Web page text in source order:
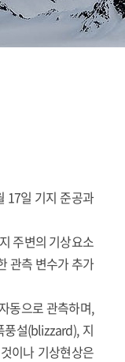
17일 기지 준공과
주변의 기상요소
관측 변수가 추가
동으로 관측하며,
풍설(blizzard), 지
이나 기상현상은